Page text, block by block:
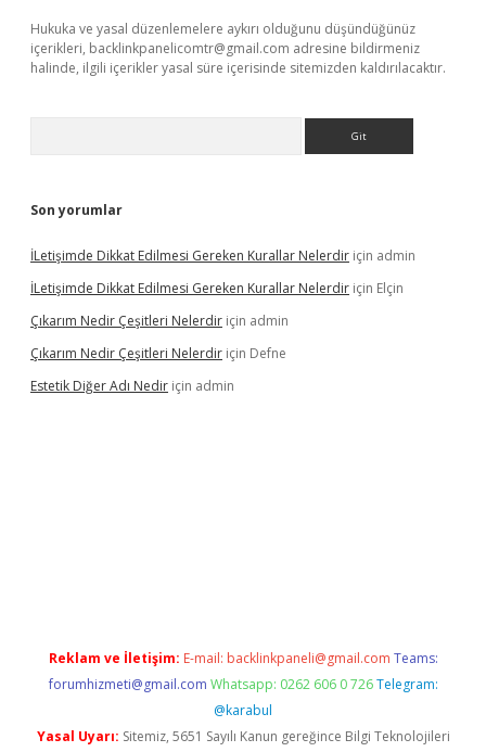
Hukuka ve yasal düzenlemelere aykırı olduğunu düşündüğünüz
içerikleri, backlinkpanelicomtr@gmail.com adresine bildirmeniz
halinde, ilgili içerikler yasal süre içerisinde sitemizden kaldırılacaktır.
Son yorumlar
İLetişimde Dikkat Edilmesi Gereken Kurallar Nelerdir için admin
İLetişimde Dikkat Edilmesi Gereken Kurallar Nelerdir için Elçin
Çıkarım Nedir Çeşitleri Nelerdir için admin
Çıkarım Nedir Çeşitleri Nelerdir için Defne
Estetik Diğer Adı Nedir için admin
Reklam ve İletişim: E-mail: backlinkpaneli@gmail.com Teams:
forumhizmeti@gmail.com Whatsapp: 0262 606 0 726 Telegram:
@karabul
Yasal Uyarı: Sitemiz, 5651 Sayılı Kanun gereğince Bilgi Teknolojileri